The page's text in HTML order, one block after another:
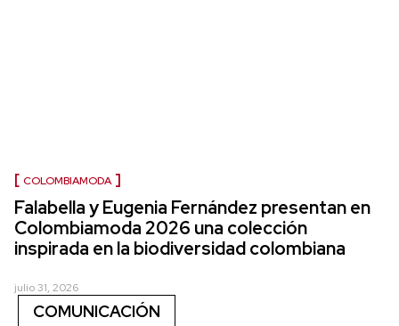
COLOMBIAMODA
Falabella y Eugenia Fernández presentan en
Colombiamoda 2026 una colección
inspirada en la biodiversidad colombiana
julio 31, 2026
COMUNICACIÓN